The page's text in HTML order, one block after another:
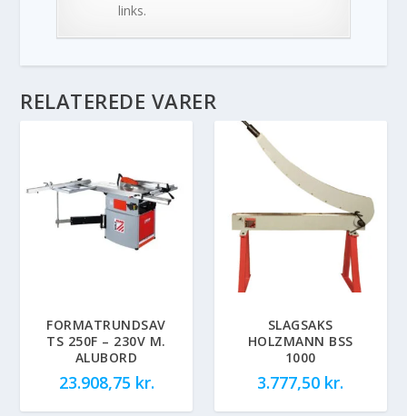
links.
RELATEREDE VARER
FORMATRUNDSAV
TS 250F – 230V M.
ALUBORD
23.908,75 kr.
SLAGSAKS
HOLZMANN BSS
1000
3.777,50 kr.